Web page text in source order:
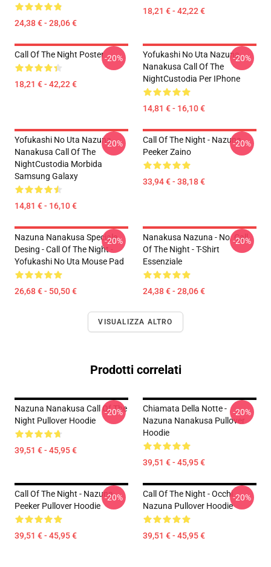
24,38 € - 28,06 €
18,21 € - 42,22 €
Call Of The Night Poster
18,21 € - 42,22 €
-20%
Yofukashi No Uta Nazuna
Nanakusa Call Of The
NightCustodia Per IPhone
14,81 € - 16,10 €
-20%
Yofukashi No Uta Nazuna
Nanakusa Call Of The
NightCustodia Morbida
Samsung Galaxy
14,81 € - 16,10 €
-20%
Call Of The Night - Nazuna
Peeker Zaino
33,94 € - 38,18 €
-20%
Nazuna Nanakusa Speciale
Desing - Call Of The Night -
Yofukashi No Uta Mouse Pad
26,68 € - 50,50 €
-20%
Nanakusa Nazuna - No. Call
Of The Night - T-Shirt
Essenziale
24,38 € - 28,06 €
-20%
VISUALIZZA ALTRO
Prodotti correlati
Nazuna Nanakusa Call Of The
Night Pullover Hoodie
39,51 € - 45,95 €
-20%
Chiamata Della Notte -
Nazuna Nanakusa Pullover
Hoodie
39,51 € - 45,95 €
-20%
Call Of The Night - Nazuna
Peeker Pullover Hoodie
39,51 € - 45,95 €
-20%
Call Of The Night - Occhi
Nazuna Pullover Hoodie
39,51 € - 45,95 €
-20%